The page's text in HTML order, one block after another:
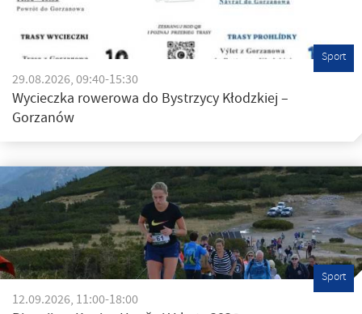
Sport
29.08.2026, 09:40-15:30
Wycieczka rowerowa do Bystrzycy Kłodzkiej –
Gorzanów
Sport
12.09.2026, 11:00-18:00